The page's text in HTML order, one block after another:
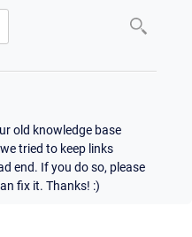
old knowledge base
tried to keep links
end. If you do so, please
fix it. Thanks! :)